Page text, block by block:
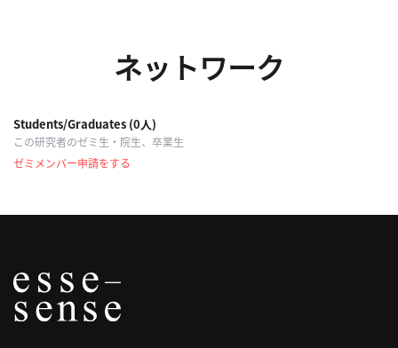
ネットワーク
Students/Graduates (0人)
この研究者のゼミ生・院生、卒業生
ゼミメンバー申請をする